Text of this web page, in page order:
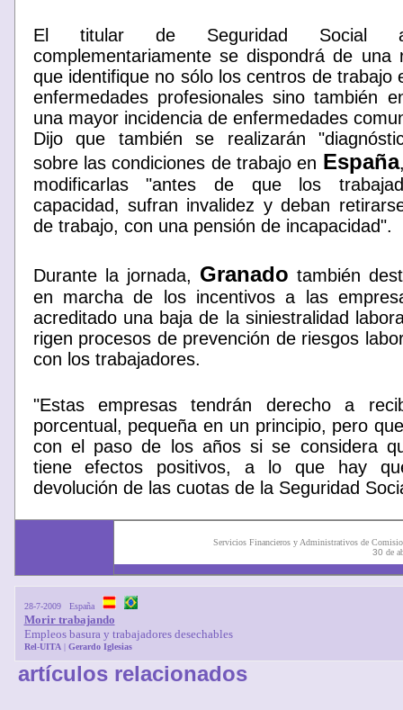
El titular de Seguridad Social
complementariamente se dispondrá de una
que identifique no sólo los centros de trabajo
enfermedades profesionales sino también
una mayor incidencia de enfermedades
Dijo que también se realizarán
sobre las condiciones de trabajo en España
modificarlas "antes de que los
capacidad, sufran invalidez y deban
de trabajo, con una pensión de incapacidad".
Durante la jornada, Granado también
en marcha de los incentivos a las
acreditado una baja de la siniestralidad
rigen procesos de prevención de riesgos
con los trabajadores.
"Estas empresas tendrán derecho a
porcentual, pequeña en un principio, pero
con el paso de los años si se considera
tiene efectos positivos, a lo que hay
devolución de las cuotas de la Seguridad
Servicios Financieros y Administrativos de
30 de
28-7-2009 España
Morir trabajando
Empleos basura y trabajadores desechables
Rel-UITA | Gerardo Iglesias
artículos relacionados